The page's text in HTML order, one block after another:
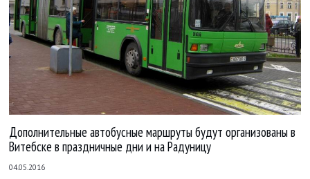
Дополнительные автобусные маршруты будут организованы в
Витебске в праздничные дни и на Радуницу
04.05.2016